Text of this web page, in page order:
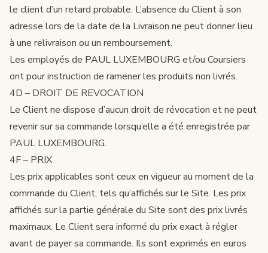
le client d’un retard probable. L’absence du Client à son
adresse lors de la date de la Livraison ne peut donner lieu
à une relivraison ou un remboursement.
Les employés de PAUL LUXEMBOURG et/ou Coursiers
ont pour instruction de ramener les produits non livrés.
4D – DROIT DE REVOCATION
Le Client ne dispose d’aucun droit de révocation et ne peut
revenir sur sa commande lorsqu’elle a été enregistrée par
PAUL LUXEMBOURG.
4F – PRIX
Les prix applicables sont ceux en vigueur au moment de la
commande du Client, tels qu’affichés sur le Site. Les prix
affichés sur la partie générale du Site sont des prix livrés
maximaux. Le Client sera informé du prix exact à régler
avant de payer sa commande. Ils sont exprimés en euros